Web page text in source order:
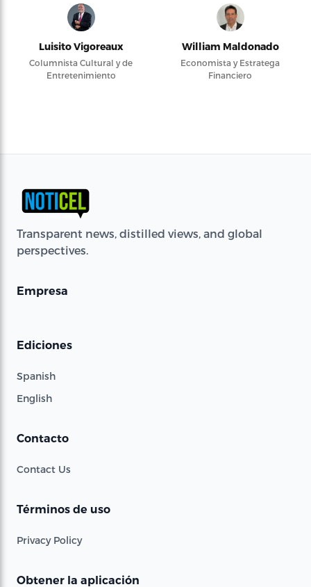
Luisito Vigoreaux
Columnista Cultural y de
Entretenimiento
William Maldonado
Economista y Estratega
Financiero
Transparent news, distilled views, and global
perspectives.
Empresa
Ediciones
Spanish
English
Contacto
Contact Us
Términos de uso
Privacy Policy
Obtener la aplicación